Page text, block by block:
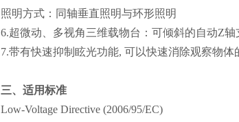
照明方式：同轴垂直照明与环形照明
6.超微动、多视角三维载物台：可倾斜的自动Z
7.带有快速抑制眩光功能, 可以快速消除观察物
三、适用标准
Low-Voltage Directive (2006/95/EC)